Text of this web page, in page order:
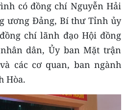
- MỖI XÃ
có đồng chí Nguyễn Hải
ương Đảng, Bí thư Tỉnh ủy
chí lãnh đạo Hội đồng
dân, Ủy ban Mặt trận
các cơ quan, ban ngành
Hòa.